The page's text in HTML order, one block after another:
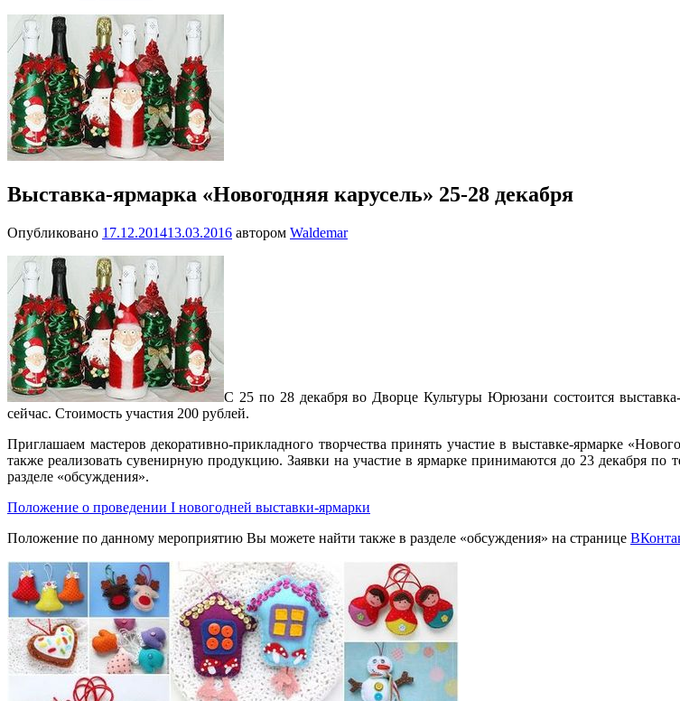
Выставка-ярмарка «Новогодняя карусель» 25-28 декабря
Опубликовано 17.12.201413.03.2016 автором Waldemar
С 25 по 28 декабря во Дворце Культуры Юрюзани состоится
сейчас. Стоимость участия 200 рублей.
Приглашаем мастеров декоративно-прикладного творчества принять участие в выставке-ярмарке
также реализовать сувенирную продукцию. Заявки на участие в ярмарке принимаются до 23 декабря
разделе «обсуждения».
Положение о проведении I новогодней выставки-ярмарки
Положение по данному мероприятию Вы можете найти также в разделе «обсуждения» на странице